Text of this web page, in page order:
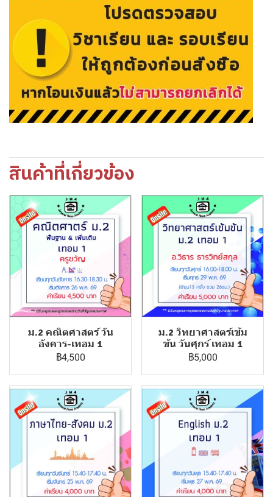
สินค้าที่เกี่ยวข้อง
ม.2 คณิตศาสตร์ วัน
อังคาร-เทอม 1
฿4,500
ม.2 วิทยาศาสตร์เข้ม
ข้น วันศุกร์ เทอม 1
฿5,000